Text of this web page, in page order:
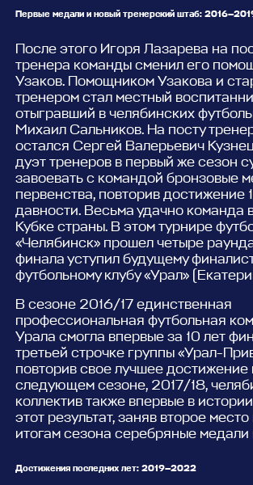
Первые медали и новый тренерский штаб:
После этого Игоря Лазарева на
тренера команды сменил его
Узаков. Помощником Узакова и
тренером стал местный
отыгравший в челябинских
Михаил Сальников. На посту
остался Сергей Валерьевич
дуэт тренеров в первый же сезон
завоевать с командой бронзовые
первенства, повторив достижение
давности. Весьма удачно команда
Кубке страны. В этом турнире
«Челябинск» прошел четыре
финала уступил будущему
футбольному клубу «Урал»
В сезоне 2016/17 единственная
профессиональная футбольная
Урала смогла впервые за 10 лет
третьей строчке группы «Урал-
повторив свое лучшее достижение
следующем сезоне, 2017/18,
коллектив также впервые в
этот результат, заняв второе
итогам сезона серебряные медали
Достижения последних лет: 2019—2022